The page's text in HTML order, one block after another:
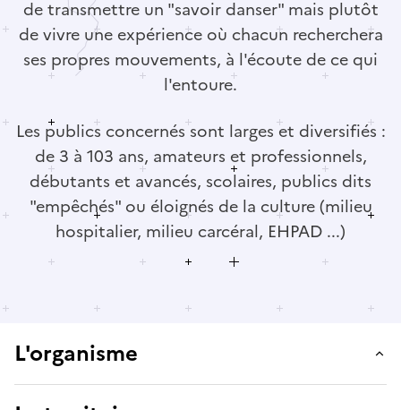
de transmettre un "savoir danser" mais plutôt
de vivre une expérience où chacun recherchera
ses propres mouvements, à l'écoute de ce qui
l'entoure.
Les publics concernés sont larges et diversifiés :
de 3 à 103 ans, amateurs et professionnels,
débutants et avancés, scolaires, publics dits
"empêchés" ou éloignés de la culture (milieu
hospitalier, milieu carcéral, EHPAD ...)
L'organisme